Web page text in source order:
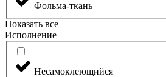
Фольма-ткань
Показать все
Исполнение
Несамоклеющийся